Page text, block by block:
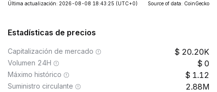
Última actualización: 2026-08-08 18:43:25 (UTC+0) Source of data: CoinGecko
Estadísticas de precios
Capitalización de mercado 20.20K
Volumen 24H 0
Máximo histórico 1.12
Suministro circulante 2.88M